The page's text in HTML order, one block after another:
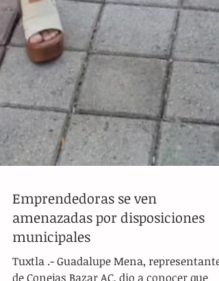
Emprendedoras se ven
amenazadas por disposiciones
municipales